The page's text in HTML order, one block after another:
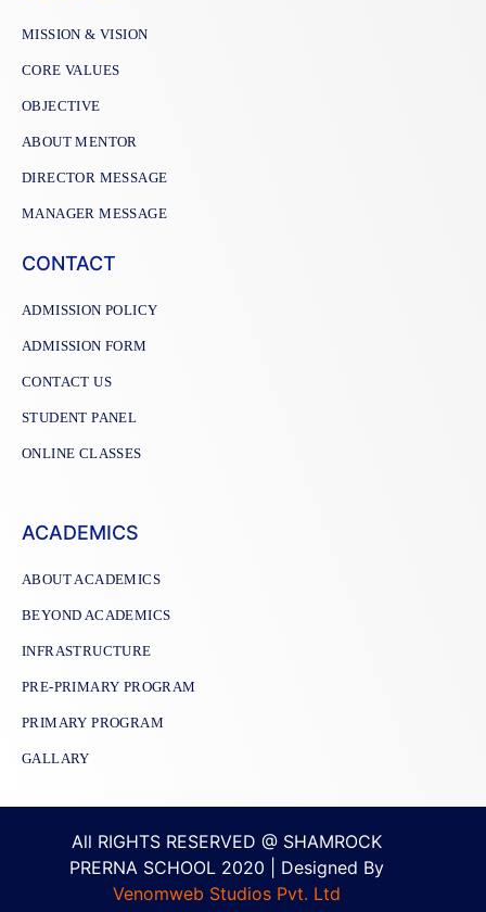
MISSION & VISION
CORE VALUES
OBJECTIVE
ABOUT MENTOR
DIRECTOR MESSAGE
MANAGER MESSAGE
CONTACT
ADMISSION POLICY
ADMISSION FORM
CONTACT US
STUDENT PANEL
ONLINE CLASSES
ACADEMICS
ABOUT ACADEMICS
BEYOND ACADEMICS
INFRASTRUCTURE
PRE-PRIMARY PROGRAM
PRIMARY PROGRAM
GALLARY
All RIGHTS RESERVED @ SHAMROCK
PRERNA SCHOOL 2020 | Designed By
Venomweb Studios Pvt. Ltd